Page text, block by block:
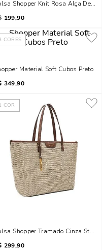
Shopper Knit Rosa Alça De
199,90
De Ombro
CORES
Material Soft Cubos Preto
349,90
COR
Shopper Tramado Cinza Stone
299,90